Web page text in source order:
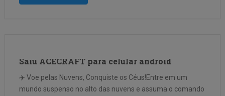
Saiu ACECRAFT para celular android
✈️ Voe pelas Nuvens, Conquiste os Céus!Entre em um
mundo suspenso no alto das nuvens e assuma o comando